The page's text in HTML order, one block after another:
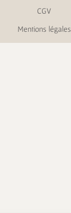
CGV
Mentions légales